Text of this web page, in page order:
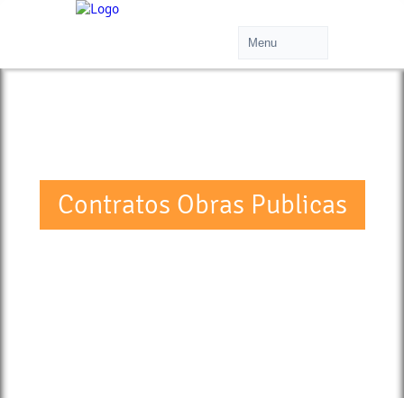
Contratos Obras Publicas